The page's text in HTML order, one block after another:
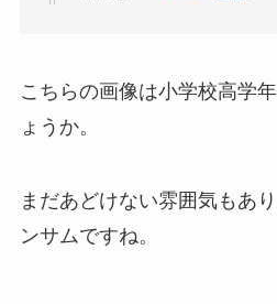
こちらの画像は小学校高学
ょうか。
まだあどけない雰囲気もあ
ンサムですね。